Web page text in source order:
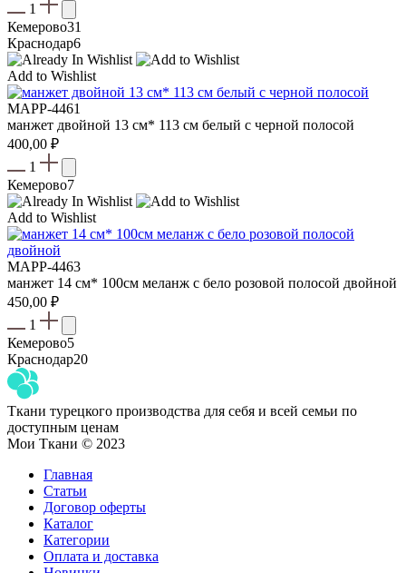
1
Кемерово31
Краснодар6
Add to Wishlist
MAPP-4461
манжет двойной 13 см* 113 см белый с черной полосой
400,00 ₽
1
Кемерово7
Add to Wishlist
MAPP-4463
манжет 14 см* 100см меланж с бело розовой полосой двойной
450,00 ₽
1
Кемерово5
Краснодар20
Ткани турецкого производства для себя и всей семьи по
доступным ценам
Мои Ткани © 2023
Главная
Статьи
Договор оферты
Каталог
Категории
Оплата и доставка